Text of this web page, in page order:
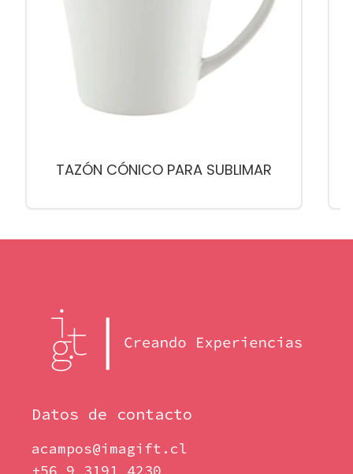
TAZÓN CÓNICO PARA SUBLIMAR
Datos de contacto
acampos@imagift.cl